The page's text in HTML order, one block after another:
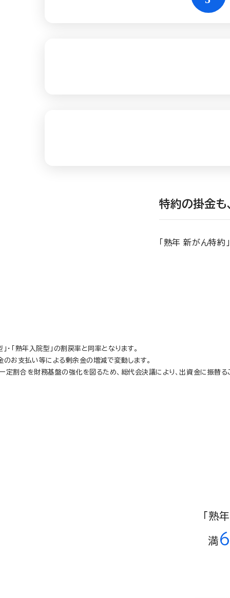
特約の掛金も
「熟年 新がん特
・「熟年入院型」の割戻率と同率となります。
のお支払い等による剰余金の増減で変動します。
定割合を財務基盤の強化を図るため、総代会決議により、出資金に振替
「熟
満